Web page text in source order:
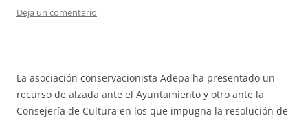
Deja un comentario
La asociación conservacionista Adepa ha presentado un
recurso de alzada ante el Ayuntamiento y otro ante la
Consejería de Cultura en los que impugna la resolución de